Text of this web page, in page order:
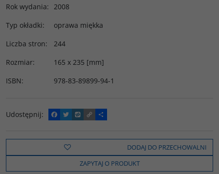
Rok wydania: 2008
Typ okładki:
oprawa miękka
Liczba stron:
244
Rozmiar:
165 x 235 [mm]
ISBN: 978-83-89899-94-1
Udostępnij:
F
a
e
o
k
T
w
t
t
e
W
y
o
C
o
y
i
n
k
P
o
z
e
l
s
DODAJ DO PRZECHOWALNI
ZAPYTAJ O PRODUKT